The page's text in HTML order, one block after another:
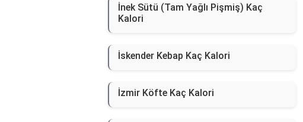
İnek Sütü (Tam Yağlı Pişmiş) Kaç
Kalori
İskender Kebap Kaç Kalori
İzmir Köfte Kaç Kalori